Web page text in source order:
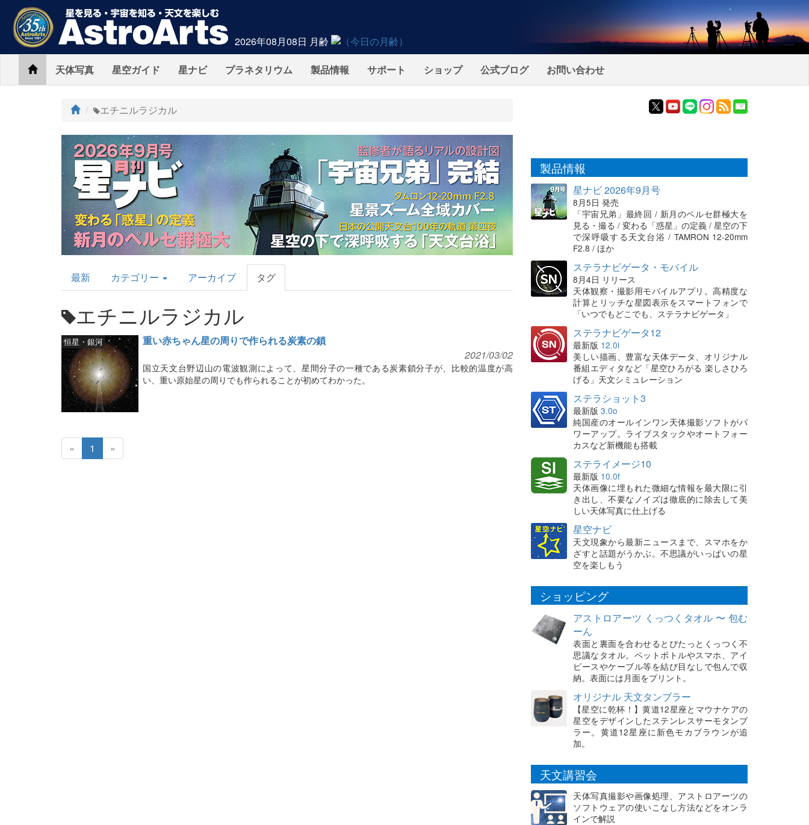
2026年08月08日 月齢
Home天体写真 星空ガイド 星ナビ プラネタリウム 製品情報 サポート ショップ 公式ブログ お問い合わせ
ト
プ
エチニルラジカル
AstroArts
Topics
最新 カテゴリー アーカイブ タグ
エチニルラジカル
重い赤ちゃん星の周りで作られる炭素の鎖
恒星・銀河
2021/03/02
国立天文台野辺山の電波観測によって、星間分子の一種である炭素鎖分子が、比較的温度が高
い、重い原始星の周りでも作られることが初めてわかった。
« 1 »
製品情報
星ナビ 2026年9月号
8月5日 発売
「宇宙兄弟」最終回 / 新月のペルセ群極大を
見る・撮る / 変わる「惑星」の定義 / 星空の下
で深呼吸する天文台浴 / TAMRON 12-20mm
F2.8 / ほか
ステラナビゲータ・モバイル
8月4日 リリース
天体観察・撮影用モバイルアプリ。高精度な
計算とリッチな星図表示をスマートフォンで
「いつでもどこでも、ステラナビゲータ」
ステラナビゲータ12
最新版 12.0i
美しい描画、豊富な天体データ、オリジナル
番組エディタなど「星空ひろがる 楽しさひろ
げる」天文シミュレーション
ステラショット3
最新版 3.0o
純国産のオールインワン天体撮影ソフトがパ
ワーアップ。ライブスタックやオートフォー
カスなど新機能も搭載
ステライメージ10
最新版 10.0f
天体画像に埋もれた微細な情報を最大限に引
き出し、不要なノイズは徹底的に除去して美
しい天体写真に仕上げる
星空ナビ
天文現象から最新ニュースまで、スマホをか
ざすと話題がうかぶ。不思議がいっぱいの星
空を楽しもう
ショッピング
アストロアーツ くっつくタオル 〜 包む
ーん
表面と裏面を合わせるとぴたっとくっつく不
思議なタオル。ペットボトルやスマホ、アイ
ピースやケーブル等を結び目なしで包んで収
納。表面には月面をプリント。
オリジナル 天文タンブラー
【星空に乾杯！】黄道12星座とマウナケアの
星空をデザインしたステンレスサーモタンブ
ラー。黄道12星座に新色モカブラウンが追
加。
天文講習会
天体写真撮影や画像処理、アストロアーツの
ソフトウェアの使いこなし方法などをオンラ
インで解説